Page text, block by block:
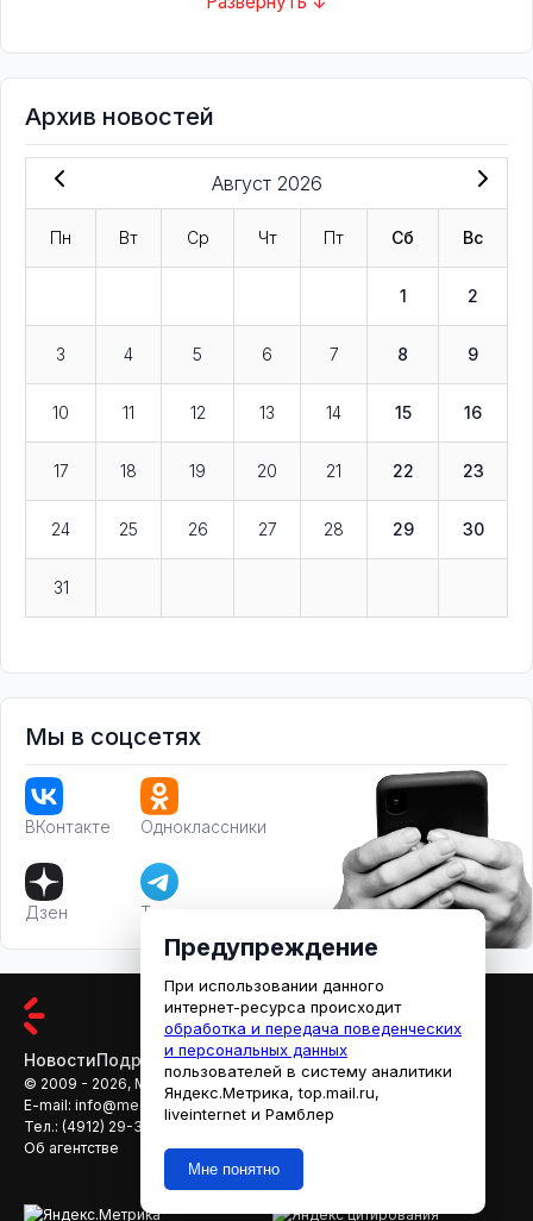
Архив новостей
Август 2026
Пн Вт Ср Чт Пт Сб Вс
1 2
3 4 5 6 7 8 9
10 11 12 13 14 15 16
17 18 19 20 21 22 23
24 25 26 27 28 29 30
31
Мы в соцсетях
ВКонтакте Одноклассники
Дзен Телеграм
НовостиПодробностиАфишаКино
© 2009 - 2026, МЕДИАРЯЗАНЬ
E-mail: info@mediaryazan.ru
reklama@mediaryazan.ru
Тел.: (4912) 29-33-66
Об агентстве
Предупреждение
При использовании данного
интернет-ресурса происходит
обработка и передача поведенческих
и персональных данных
пользователей в систему аналитики
Яндекс.Метрика, top.mail.ru,
liveinternet и Рамблер
Мне понятно